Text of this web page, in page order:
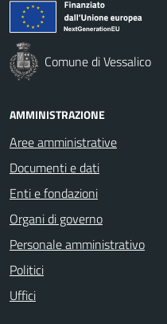
Comune di Vessalico
AMMINISTRAZIONE
Aree amministrative
Documenti e dati
Enti e fondazioni
Organi di governo
Personale amministrativo
Politici
Uffici